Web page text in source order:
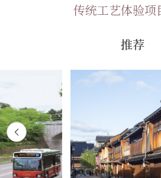
传统工艺体验项
推荐